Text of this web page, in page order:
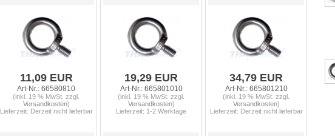
11,09 EUR
Art-Nr.: 66580810
(inkl. 19 % MwSt. zzgl.
Versandkosten)
Lieferzeit: Derzeit nicht lieferbar
19,29 EUR
Art-Nr.: 665801010
(inkl. 19 % MwSt. zzgl.
Versandkosten)
Lieferzeit: 1-2 Werktage
34,79 EUR
Art-Nr.: 665801210
(inkl. 19 % MwSt. zzgl.
Versandkosten)
Lieferzeit: Derzeit nicht lieferbar